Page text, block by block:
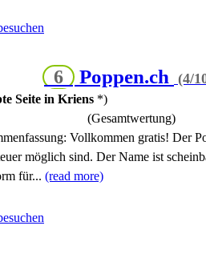
6 Poppen.ch (4/
Seite in Kriens *)
(Gesamtwertung)
Vollkommen gratis! Der
möglich sind. Der Name ist
für... (read more)